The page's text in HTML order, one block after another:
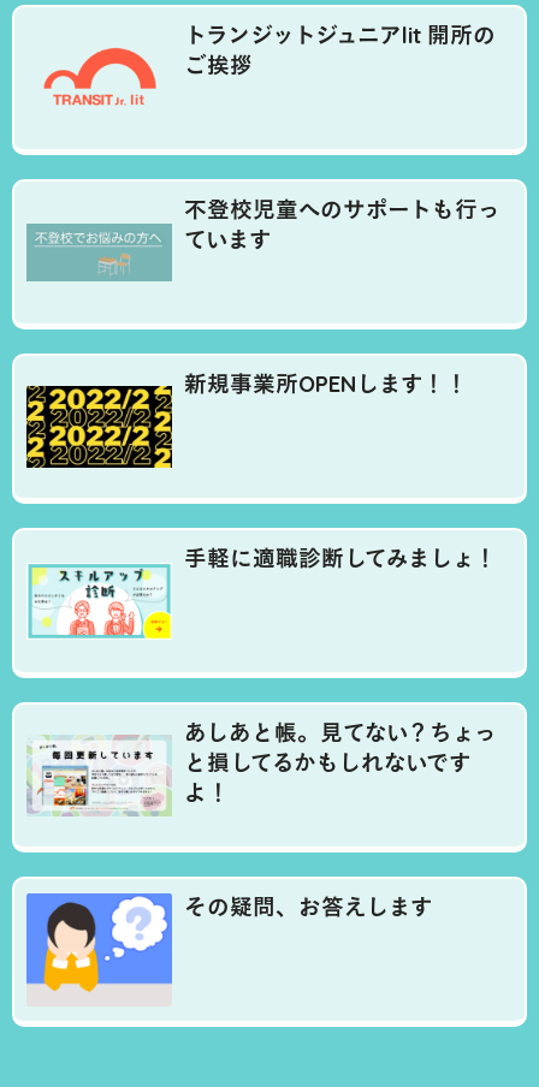
トランジットジュニアlit 開所の
ご挨拶
不登校児童へのサポートも行っ
ています
新規事業所OPENします！！
手軽に適職診断してみましょ！
あしあと帳。見てない？ちょっ
と損してるかもしれないです
よ！
その疑問、お答えします